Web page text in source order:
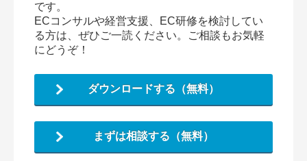
です。
ECコンサルや経営支援、EC研修を検討してい
る方は、ぜひご一読ください。ご相談もお気軽
にどうぞ！
ダウンロードする（無料）
まずは相談する（無料）